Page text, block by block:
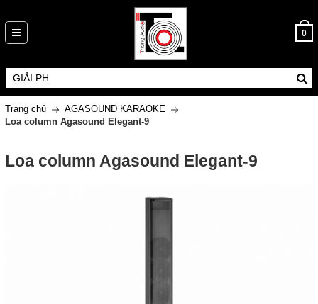
0
Trang chủ
AGASOUND KARAOKE
Loa column Agasound Elegant-9
Loa column Agasound Elegant-9